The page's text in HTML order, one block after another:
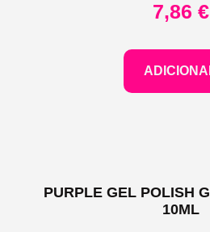
7,86 €
PURPLE GEL POLISH
10ML